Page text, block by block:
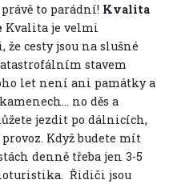
to parádní! Kvalita
Kvalita je velmi
že cesty jsou na slušné
stavem
let není ani památky a
no děs a
jezdit po dálnicích,
Když budete mít
denně třeba jen 3-5
Řidiči jsou